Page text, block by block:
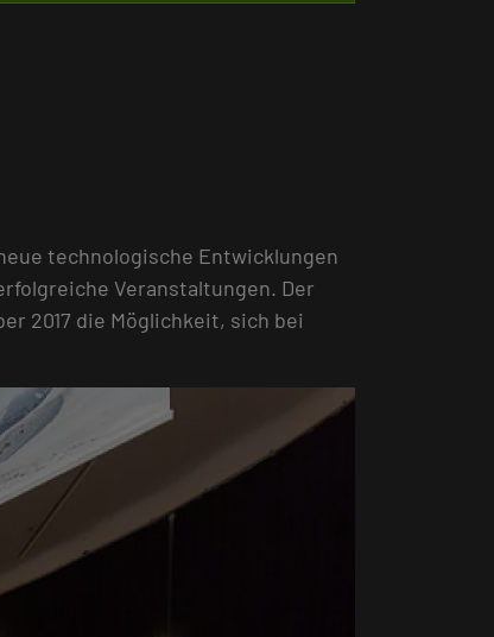
technologische Entwicklungen
Veranstaltungen. Der
2017 die Möglichkeit, sich bei